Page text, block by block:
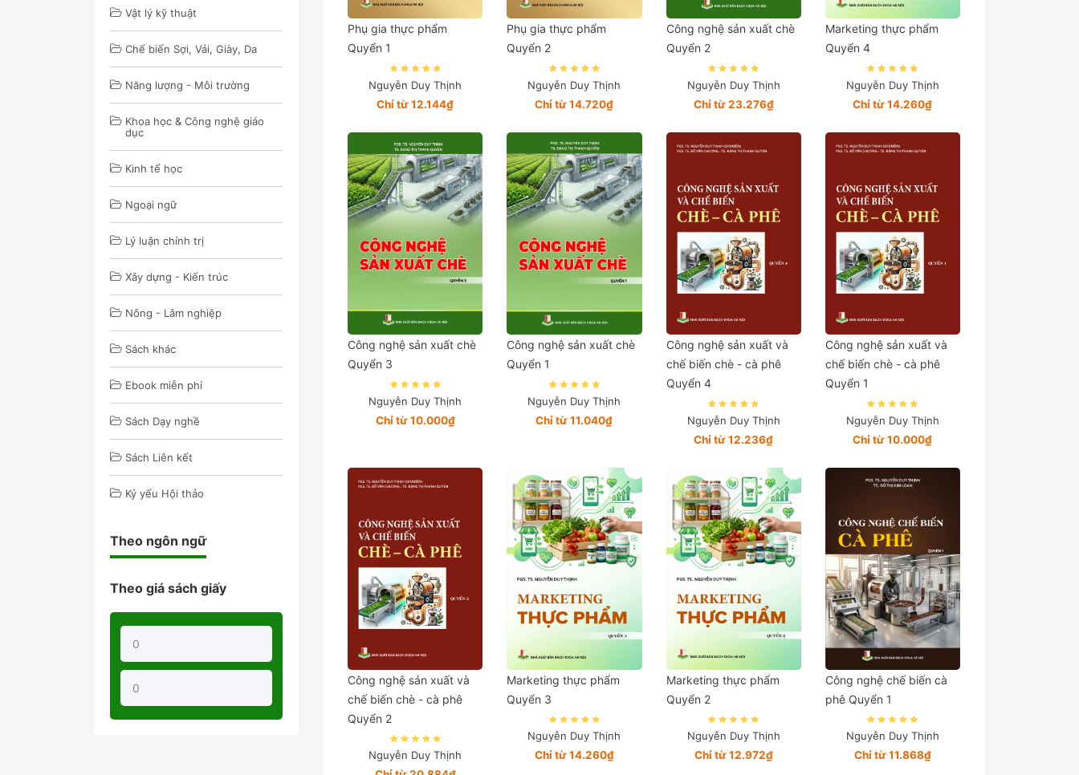
Vật lý kỹ thuật
Chế biến Sợi, Vải, Giày, Da
Năng lượng - Môi trường
Khoa học & Công nghệ giáo
dục
Kinh tế học
Ngoại ngữ
Lý luận chính trị
Xây dựng - Kiến trúc
Nông - Lâm nghiệp
Sách khác
Ebook miễn phí
Sách Dạy nghề
Sách Liên kết
Kỷ yếu Hội thảo
Theo ngôn ngữ
Theo giá sách giấy
Phụ gia thực phẩm
Quyển 1
Nguyễn Duy Thịnh
Chỉ từ 12.144₫
Phụ gia thực phẩm
Quyển 2
Nguyễn Duy Thịnh
Chỉ từ 14.720₫
Công nghệ sản xuất chè
Quyển 2
Nguyễn Duy Thịnh
Chỉ từ 23.276₫
Marketing thực phẩm
Quyển 4
Nguyễn Duy Thịnh
Chỉ từ 14.260₫
Công nghệ sản xuất chè
Quyển 3
Nguyễn Duy Thịnh
Chỉ từ 10.000₫
Công nghệ sản xuất chè
Quyển 1
Nguyễn Duy Thịnh
Chỉ từ 11.040₫
Công nghệ sản xuất và
chế biến chè - cà phê
Quyển 4
Nguyễn Duy Thịnh
Chỉ từ 12.236₫
Công nghệ sản xuất và
chế biến chè - cà phê
Quyển 1
Nguyễn Duy Thịnh
Chỉ từ 10.000₫
Công nghệ sản xuất và
chế biến chè - cà phê
Quyển 2
Nguyễn Duy Thịnh
Marketing thực phẩm
Quyển 3
Nguyễn Duy Thịnh
Chỉ từ 14.260₫
Marketing thực phẩm
Quyển 2
Nguyễn Duy Thịnh
Chỉ từ 12.972₫
Công nghệ chế biến cà
phê Quyển 1
Nguyễn Duy Thịnh
Chỉ từ 11.868₫